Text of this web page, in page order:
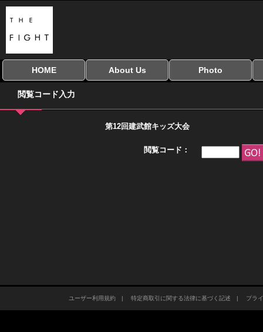
HOME
全興行を表示
ナイスミドル
アマチュアキック
協議会
全日本学生キック
建武館キッズ大会
Bigbang
おやじファイト
About Us Photo
閲覧コード入力
第12回建武館キッズ大会
閲覧コード：
ユーザー利用規約| 特定商取引に関する法律に基づく記述 | プラ